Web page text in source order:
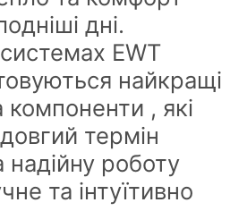
дні.
EWT
найкращі
, які
термін
надійну роботу
та інтуїтивно